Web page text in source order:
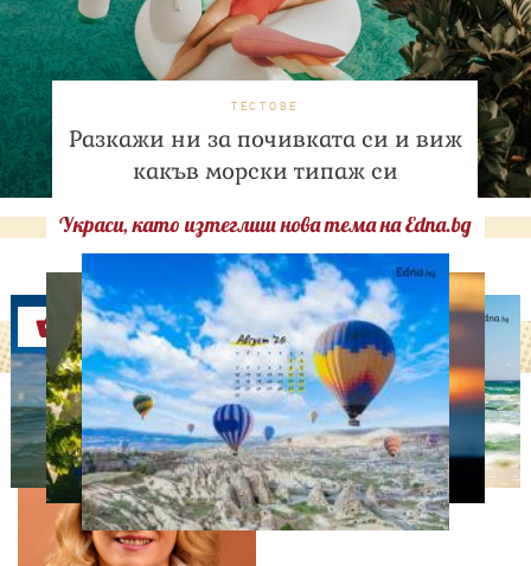
ТЕСТОВЕ
Разкажи ни за почивката си и виж
какъв морски типаж си
Украси, като изтеглиш нова тема на Edna.bg
Оферти
ДНЕС ПРАЗНУВАТ
Албена Павлова на 60:
Талант, хумор и
незабравими роли